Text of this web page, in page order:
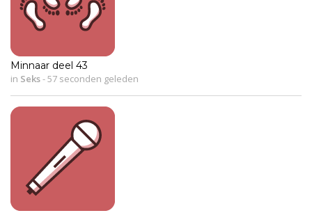
Minnaar deel 43
in Seks-57 seconden geleden